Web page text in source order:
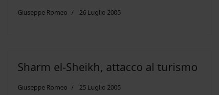
Giuseppe Romeo 26 Luglio 2005
Sharm el-Sheikh, attacco al turismo
Giuseppe Romeo 25 Luglio 2005